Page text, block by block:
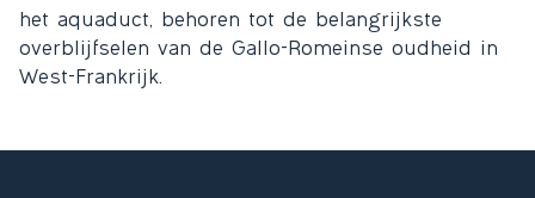
het aquaduct, behoren tot de belangrijkste
overblijfselen van de Gallo-Romeinse oudheid in
West-Frankrijk.